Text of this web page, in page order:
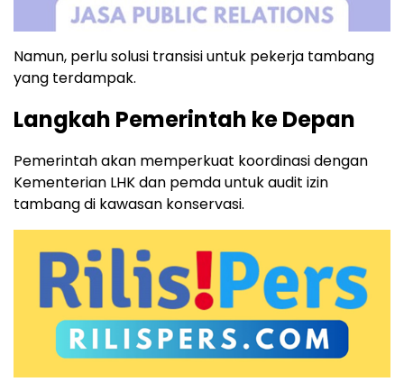
Namun, perlu solusi transisi untuk pekerja tambang
yang terdampak.
Langkah Pemerintah ke Depan
Pemerintah akan memperkuat koordinasi dengan
Kementerian LHK dan pemda untuk audit izin
tambang di kawasan konservasi.